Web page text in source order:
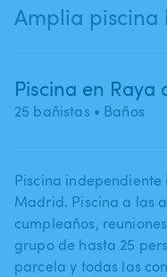
Amplia
Piscina en Raya
25 bañistas • Baños
Piscina
Madrid. Piscina a las
cumpleaños​,​
grupo de hasta 25
parcela y todas las